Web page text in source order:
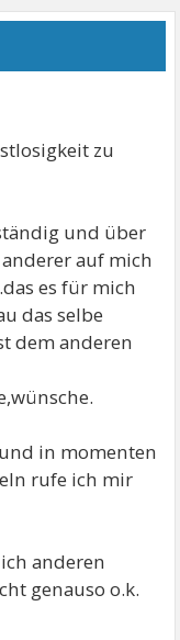
zu
und über
auf mich
es für mich
das selbe
dem anderen
in momenten
rufe ich mir
anderen
genauso o.k.